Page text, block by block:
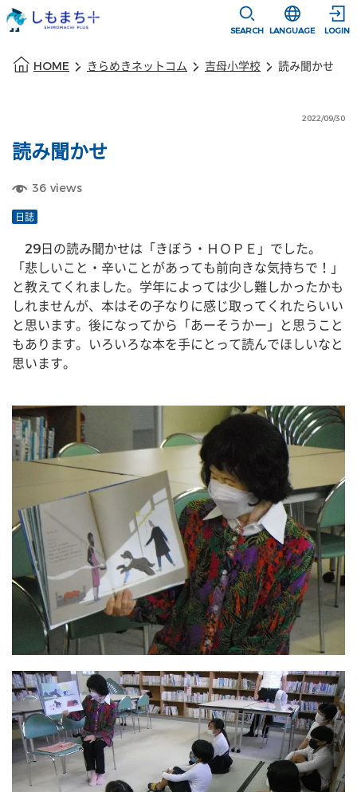
SEARCH
選択すると言
LANGUAGE LOGIN
HOME きらめきネットコム 吉母小学校 読み聞かせ
2022/09/30
読み聞かせ
36 views
日誌
29日の読み聞かせは「きぼう・ＨＯＰＥ」でした。
「悲しいこと・辛いことがあっても前向きな気持ちで！」
と教えてくれました。学年によっては少し難しかったかも
しれませんが、本はその子なりに感じ取ってくれたらいい
と思います。後になってから「あーそうかー」と思うこと
もあります。いろいろな本を手にとって読んでほしいなと
思います。